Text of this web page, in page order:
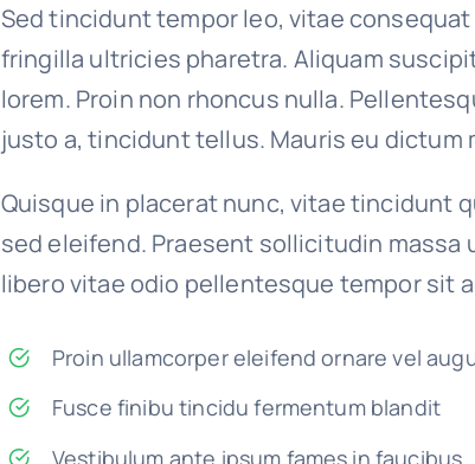
Sed tincidunt tempor leo, vitae
fringilla ultricies pharetra. Aliquam
lorem. Proin non rhoncus nulla.
justo a, tincidunt tellus. Mauris eu dictum
Quisque in placerat nunc, vitae tincidunt
sed eleifend. Praesent sollicitudin massa
libero vitae odio pellentesque tempor sit
Proin ullamcorper eleifend ornare vel
Fusce finibu tincidu fermentum blandit
Vestibulum ante ipsum fames in faucibus